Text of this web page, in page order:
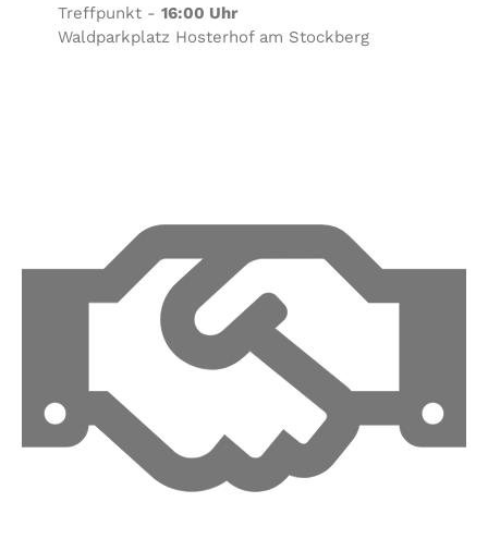
Treffpunkt - 16:00 Uhr
Waldparkplatz Hosterhof am Stockberg